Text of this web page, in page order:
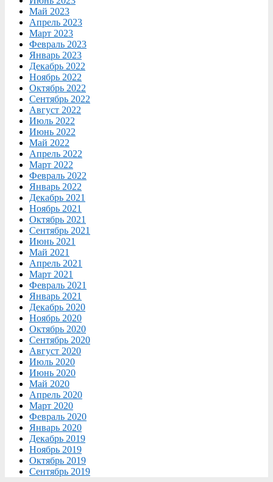
Май 2023
Апрель 2023
Март 2023
Февраль 2023
Январь 2023
Декабрь 2022
Ноябрь 2022
Октябрь 2022
Сентябрь 2022
Август 2022
Июль 2022
Июнь 2022
Май 2022
Апрель 2022
Март 2022
Февраль 2022
Январь 2022
Декабрь 2021
Ноябрь 2021
Октябрь 2021
Сентябрь 2021
Июнь 2021
Май 2021
Апрель 2021
Март 2021
Февраль 2021
Январь 2021
Декабрь 2020
Ноябрь 2020
Октябрь 2020
Сентябрь 2020
Август 2020
Июль 2020
Июнь 2020
Май 2020
Апрель 2020
Март 2020
Февраль 2020
Январь 2020
Декабрь 2019
Ноябрь 2019
Октябрь 2019
Сентябрь 2019